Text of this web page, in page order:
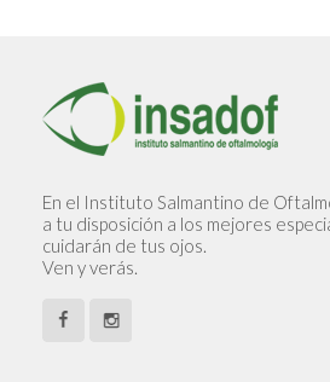
En el Instituto Salmantino de
a tu disposición a los mejores
cuidarán de tus ojos.
Ven y verás.